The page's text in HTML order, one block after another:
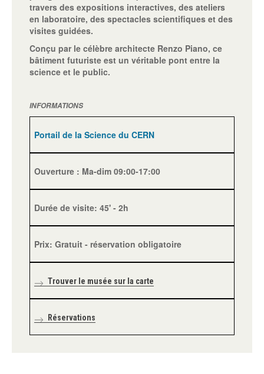
travers des expositions interactives, des ateliers
en laboratoire, des spectacles scientifiques et des
visites guidées.
Conçu par le célèbre architecte Renzo Piano, ce
bâtiment futuriste est un véritable pont entre la
science et le public.
INFORMATIONS
Portail de la Science du CERN
Ouverture : Ma-dim 09:00-17:00
Durée de visite: 45' - 2h
Prix: Gratuit - réservation obligatoire
Trouver le musée sur la carte
Réservations